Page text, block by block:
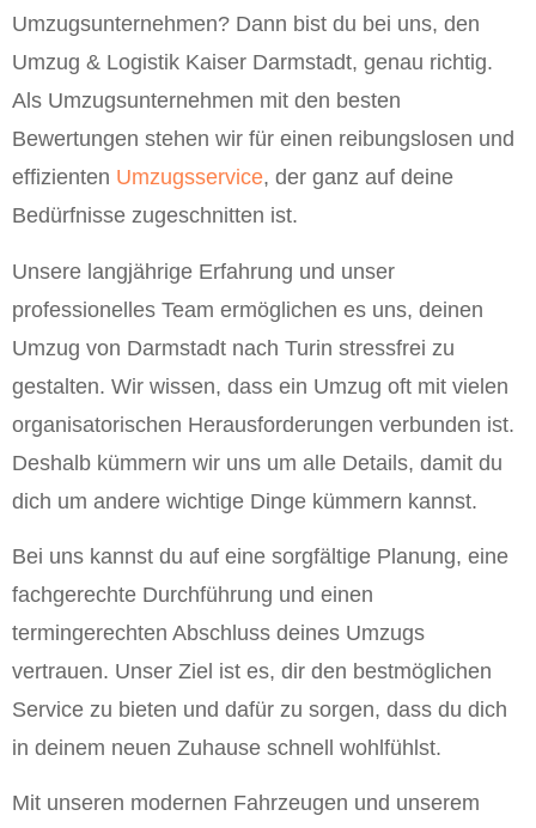
Umzugsunternehmen? Dann bist du bei uns, den
Umzug & Logistik Kaiser Darmstadt, genau richtig.
Als Umzugsunternehmen mit den besten
Bewertungen stehen wir für einen reibungslosen und
effizienten Umzugsservice, der ganz auf deine
Bedürfnisse zugeschnitten ist.
Unsere langjährige Erfahrung und unser
professionelles Team ermöglichen es uns, deinen
Umzug von Darmstadt nach Turin stressfrei zu
gestalten. Wir wissen, dass ein Umzug oft mit vielen
organisatorischen Herausforderungen verbunden ist.
Deshalb kümmern wir uns um alle Details, damit du
dich um andere wichtige Dinge kümmern kannst.
Bei uns kannst du auf eine sorgfältige Planung, eine
fachgerechte Durchführung und einen
termingerechten Abschluss deines Umzugs
vertrauen. Unser Ziel ist es, dir den bestmöglichen
Service zu bieten und dafür zu sorgen, dass du dich
in deinem neuen Zuhause schnell wohlfühlst.
Mit unseren modernen Fahrzeugen und unserem